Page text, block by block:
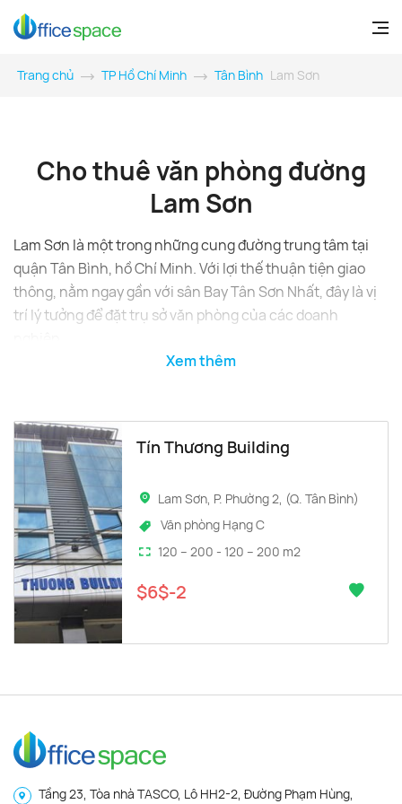
Trang chủ TP Hồ Chí Minh Tân Bình Lam Sơn
Cho thuê văn phòng đường
Lam Sơn
Lam Sơn là một trong những cung đường trung tâm tại
quận Tân Bình, hồ Chí Minh. Với lợi thế thuận tiện giao
thông, nằm ngay gần với sân Bay Tân Sơn Nhất, đây là vị
trí lý tưởng để đặt trụ sở văn phòng của các doanh
Ưu điểm của tòa nhà văn phòng Lam Sơn
ưu thế lớn từ vị trí. Đây là vị trí vô cùng thuận tiện trong
giao thông đi lại. Từ các tòa văn phòng cho thuê của khu
vực có thể kết nối tới những tuyến đường chính của khu
vực tạo điều kiện thuận lợi nhất trong quá trình làm việc
và phát triển của các doanh nghiệp.
Không những vậy đây là nơi tập trung rất nhiều tiện ích
sẵn có từ nhà hàng, quán ăn, quán cafe, khách sạn, khu
vui chơi giải trí, ngân hàng giao dịch…đáp ứng mọi nhu
cầu của khối văn phòng từ làm việc cho tới giải trí, tiếp
đón đối tác.
Sơn
Hiện nay tại đường Lam Sơn chưa có nhiều văn phòng
cho thuê n và quy mô trung bình và nhỏ để đáp ứng nhu
cầu của những doanh nghiệp có quy mô tầm trung.
Xem thêm
Tín Thương Building
Lam Sơn, P. Phường 2, (Q. Tân Bình)
Văn phòng Hạng C
120 – 200 - 120 – 200 m2
$6$-2
Tầng 23, Tòa nhà TASCO, Lô HH2-2, Đường Phạm Hùng,